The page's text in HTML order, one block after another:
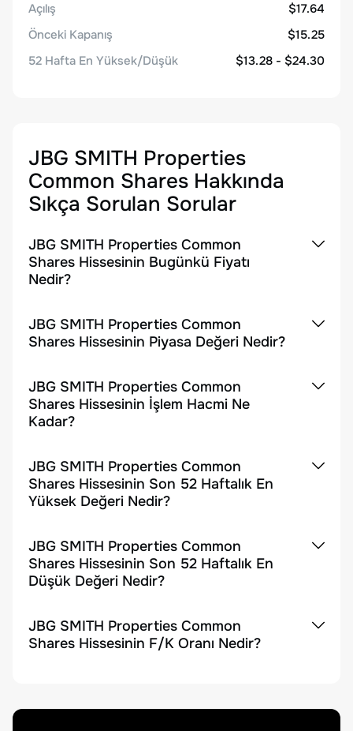
Açılış
$17.64
Önceki Kapanış
$15.25
52 Hafta En Yüksek/Düşük
$13.28 - $24.30
JBG SMITH Properties
Common Shares Hakkında
Sıkça Sorulan Sorular
JBG SMITH Properties Common
Shares Hissesinin Bugünkü Fiyatı
Nedir?
JBG SMITH Properties Common
Shares Hissesinin Piyasa Değeri Nedir?
JBG SMITH Properties Common
Shares Hissesinin İşlem Hacmi Ne
Kadar?
JBG SMITH Properties Common
Shares Hissesinin Son 52 Haftalık En
Yüksek Değeri Nedir?
JBG SMITH Properties Common
Shares Hissesinin Son 52 Haftalık En
Düşük Değeri Nedir?
JBG SMITH Properties Common
Shares Hissesinin F/K Oranı Nedir?